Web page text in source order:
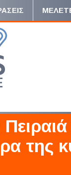
της